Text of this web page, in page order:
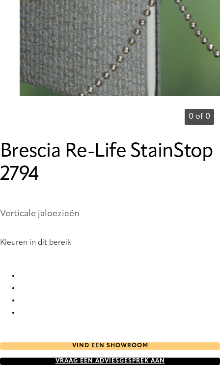
0 of 0
Brescia Re-Life StainStop
2794
Verticale jaloezieën
Kleuren in dit bereik
VIND EEN SHOWROOM
VRAAG EEN ADVIESGESPREK AAN